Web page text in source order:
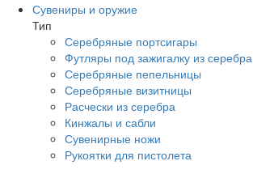
Сувениры и оружие
Тип
Серебряные портсигары
Футляры под зажигалку из серебра
Серебряные пепельницы
Серебряные визитницы
Расчески из серебра
Кинжалы и сабли
Сувенирные ножи
Рукоятки для пистолета